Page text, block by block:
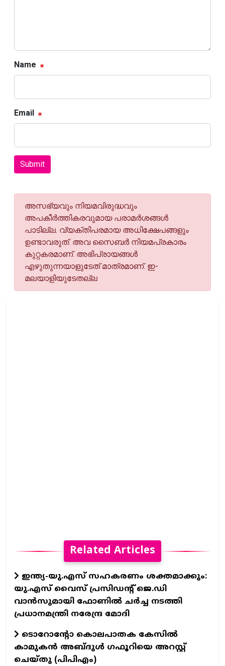
Name
Email
Submit
അസഭ്യവും നിയമവിരുദ്ധവും
അപകീര്‍ത്തികരവുമായ പരാമര്‍ശങ്ങള്‍
പാടില്ല. വ്യക്തിപരമായ അധിക്ഷേപങ്ങളും
ഉണ്ടാവരുത്. അവ സൈബര്‍ നിയമപ്രകാരം
കുറ്റകരമാണ്. അഭിപ്രായങ്ങള്‍
എഴുതുന്നയാളുടേത് മാത്രമാണ്. ഇ-
മലയാളിയുടേതല്ല
Related Articles
ഇന്ത്യ-യു.എസ് സഹകരണം ശക്തമാക്കും:
യു.എസ് വൈസ് പ്രസിഡന്റ് ജെ.ഡി
വാൻസുമായി ഫോണിൽ ചർച്ച നടത്തി
പ്രധാനമന്ത്രി നരേന്ദ്ര മോദി
ടൊറോന്റോ കൊലപാതക കേസിൽ
കാമുകൻ അബ്‌ദുൾ ഗഫൂറിയെ അറസ്റ്റ്
ചെയ്തു (പിപിഎം)